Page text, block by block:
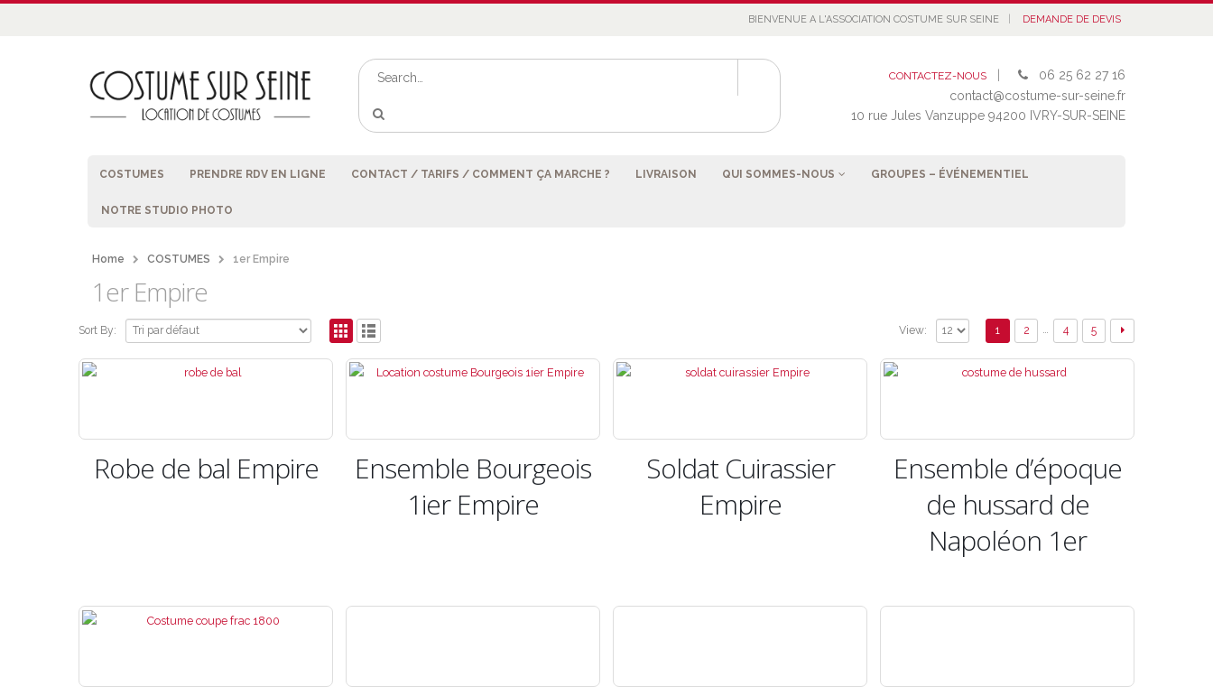
BIENVENUE A L'ASSOCIATION COSTUME SUR SEINE DEMANDE DE DEVIS
CONTACTEZ-NOUS
06 25 62 27 16
contact@costume-sur-seine.fr
10 rue Jules Vanzuppe 94200 IVRY-SUR-SEINE
COSTUMES PRENDRE RDV EN LIGNE CONTACT / TARIFS / COMMENT ÇA MARCHE ? LIVRAISON QUI SOMMES-NOUS GROUPES – ÉVÉNEMENTIEL
NOTRE STUDIO PHOTO
Home COSTUMES 1er Empire
1er Empire
Sort By: View: 1 2 … 4 5
Robe de bal Empire
Ensemble Bourgeois
1ier Empire
Soldat Cuirassier
Empire
Ensemble d’époque
de hussard de
Napoléon 1er